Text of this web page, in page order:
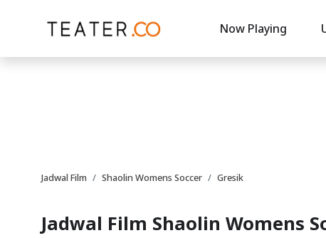
Now Playing
Jadwal Film Shaolin Womens Soccer Gresik
Jadwal Film Shaolin Womens